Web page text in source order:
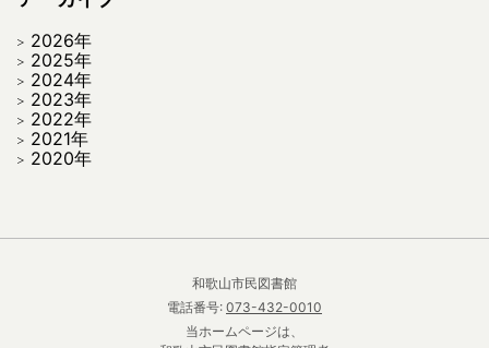
2026年
2025年
2024年
2023年
2022年
2021年
2020年
和歌山市民図書館
電話番号: 073-432-0010
当ホームページは、